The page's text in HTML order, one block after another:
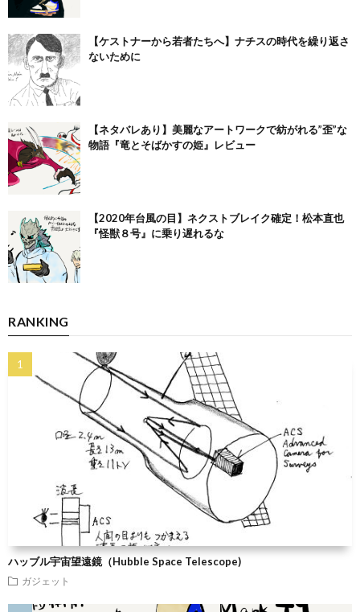
【ケストナーから若者たちへ】ナチスの時代を繰り返さ
ないために
【ネタバレあり】美麗なアートワークで紡がれる”歪”な
物語『竜とそばかすの姫』レビュー
【2020年台風の目】ネクストブレイク確定！松本直也
『怪獣８号』に乗り遅れるな
RANKING
ハッブル宇宙望遠鏡（Hubble Space Telescope)
ガジェット